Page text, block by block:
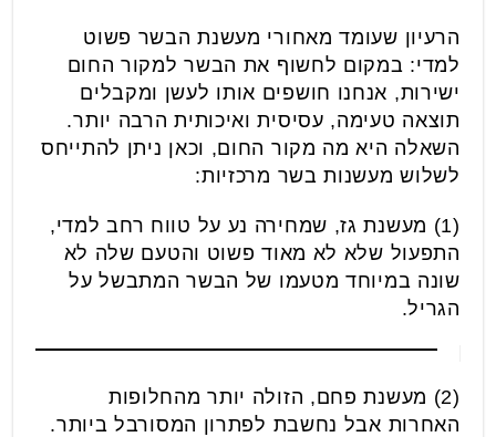
הרעיון שעומד מאחורי מעשנת הבשר פשוט
למדי: במקום לחשוף את הבשר למקור החום
ישירות, אנחנו חושפים אותו לעשן ומקבלים
תוצאה טעימה, עסיסית ואיכותית הרבה יותר.
השאלה היא מה מקור החום, וכאן ניתן להתייחס
לשלוש מעשנות בשר מרכזיות:
(1) מעשנת גז, שמחירה נע על טווח רחב למדי,
התפעול שלא לא מאוד פשוט והטעם שלה לא
שונה במיוחד מטעמו של הבשר המתבשל על
הגריל.
(2) מעשנת פחם, הזולה יותר מהחלופות
האחרות אבל נחשבת לפתרון המסורבל ביותר.